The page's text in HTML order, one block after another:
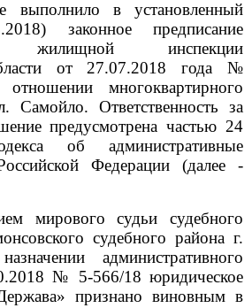
выполнило в установленный
законное предписание
жилищной инспекции
от 27.07.2018 года №
многоквартирного
. Ответственность за
предусмотреначастью 24
об административные
Федерации (далее -
мирового судьи судебного
судебного района г.
административного
№ 5-566/18 юридическое
признано виновным в